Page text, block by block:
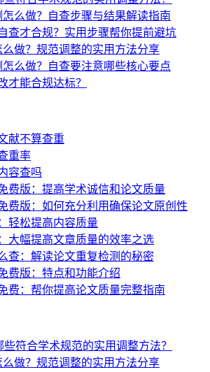
么做？自查步骤与结果解读指南
查才合规？实用步骤帮你提前避坑
么做？规范调整的实用方法分享
么做？自查要注意哪些核心要点
才能合规达标？
献不算查重
重率
容查吗
费版：提高学术诚信和论文质量
费版：如何充分利用确保论文原创性
轻松提高内容质量
大幅提高文章质量的效率之选
查：解读论文重复检测的秘密
费版：特点和功能介绍
费：帮你提高论文质量完整指南
些符合学术规范的实用调整方法？
么做？规范调整的实用方法分享